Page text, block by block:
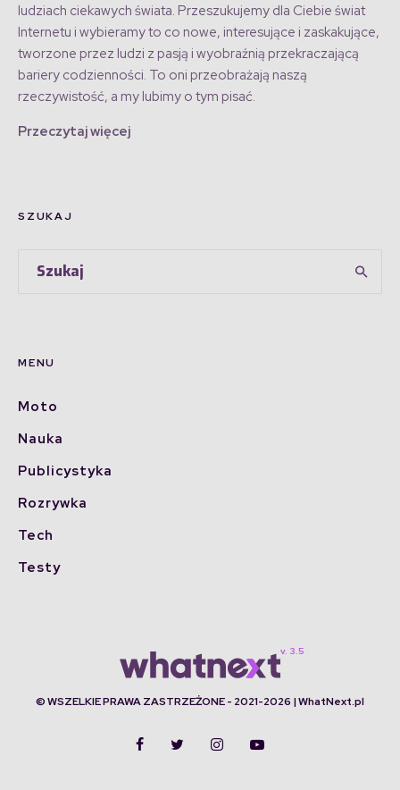
ludziach ciekawych świata. Przeszukujemy dla Ciebie świat
Internetu i wybieramy to co nowe, interesujące i zaskakujące,
tworzone przez ludzi z pasją i wyobraźnią przekraczającą
bariery codzienności. To oni przeobrażają naszą
rzeczywistość, a my lubimy o tym pisać.
Przeczytaj więcej
SZUKAJ
MENU
Moto
Nauka
Publicystyka
Rozrywka
Tech
Testy
© WSZELKIE PRAWA ZASTRZEŻONE - 2021-2026 | WhatNext.pl